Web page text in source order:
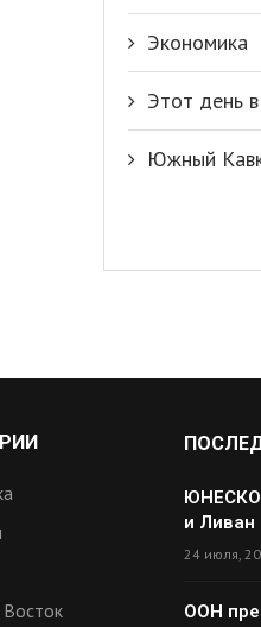
Экономика
Этот день
Южный
ЮНЕСКО
и Ливан
24 июля,
ООН